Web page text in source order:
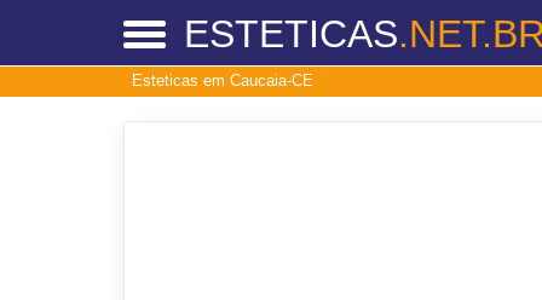
ESTETICAS
Esteticas em Caucaia-CE